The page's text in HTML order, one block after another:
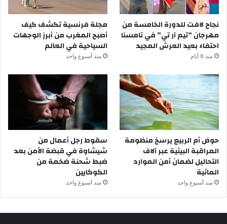
نجاح لافت للدورة الخامسة من
مهرجان “تيم آر تي” في تامسنا
احتفاء بعيد العرش المجيد
منذ 6 أيام
مجلة فرنسية تكشف كيف
أصبح المغرب من أبرز الوجهات
السياحية في العالم
منذ أسبوع واحد
حوض أم الربيع يرسخ منظومة
المراقبة البيئية عبر آلاف
التحاليل لضمان أمن الموارد
المائية
منذ أسبوع واحد
سقوط رجل أعمال من
شيشاوة في قبضة الأمن بعد
ضبط شحنة ضخمة من
الكوكايين
منذ أسبوع واحد